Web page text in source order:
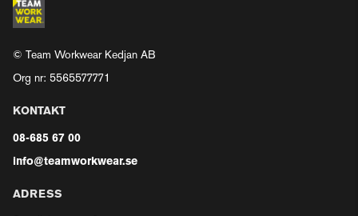
© Team Workwear Kedjan AB
Org nr: 5565577771
KONTAKT
08-685 67 00
info@teamworkwear.se
ADRESS